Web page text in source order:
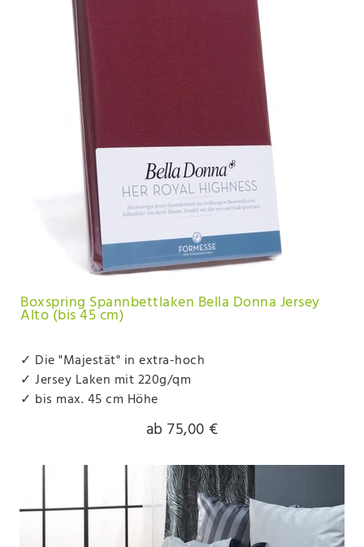
Boxspring Spannbettlaken Bella Donna Jersey
Alto (bis 45 cm)
✓ Die "Majestät" in extra-hoch
✓ Jersey Laken mit 220g/qm
✓ bis max. 45 cm Höhe
ab 75,00 €